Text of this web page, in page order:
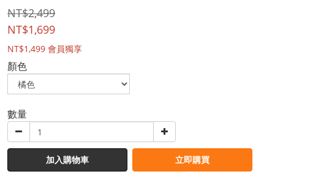
NT$2,499
NT$1,699
NT$1,499 會員獨享
顏色
數量
加入購物車 立即購買